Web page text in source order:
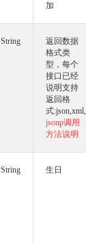
加
String
返回数据
格式类
型，每个
接口已经
说明支持
返回格
式:json,xml,
jsonp调用
方法说明
String 生日